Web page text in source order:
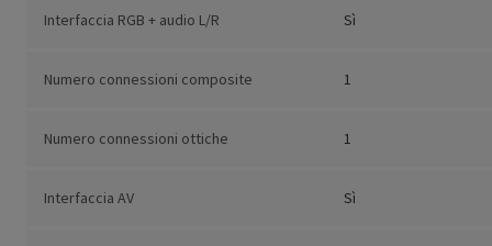
Interfaccia RGB + audio L/R Sì
Numero connessioni composite 1
Numero connessioni ottiche 1
Interfaccia AV Sì